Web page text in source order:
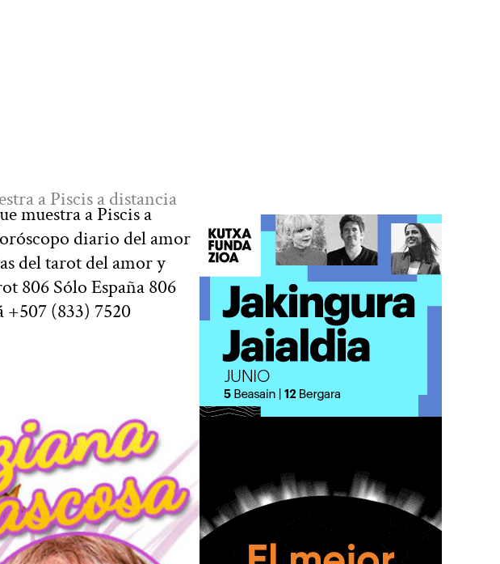
a Piscis a distancia
muestra a Piscis a
diario del amor
del tarot del amor y
806 Sólo España 806
+507 (833) 7520